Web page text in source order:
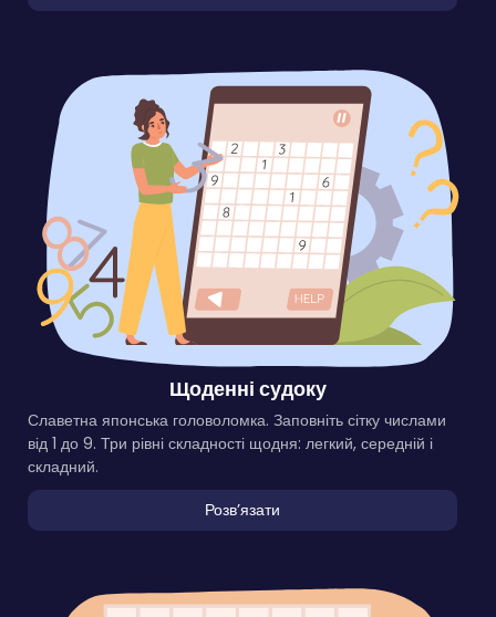
Щоденні судоку
Славетна японська головоломка. Заповніть сітку числами
від 1 до 9. Три рівні складності щодня: легкий, середній і
складний.
Розвʼязати